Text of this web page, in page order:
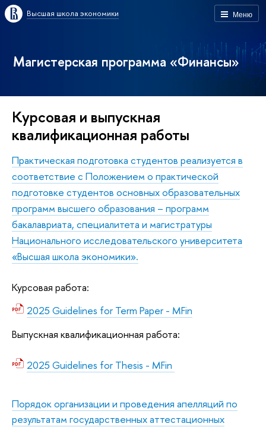
Меню
Высшая школа экономики
Магистерская программа «Финансы»
Курсовая и выпускная
квалификационная работы
Практическая подготовка студентов реализуется в
соответствие с Положением о практической
подготовке студентов основных образовательных
программ высшего образования – программ
бакалавриата, специалитета и магистратуры
Национального исследовательского университета
«Высшая школа экономики».
Курсовая работа:
2025 Guidelines for Term Paper - MFin
Выпускная квалификационная работа:
2025 Guidelines for Thesis - MFin
Порядок организации и проведения апелляций по
результатам государственных аттестационных